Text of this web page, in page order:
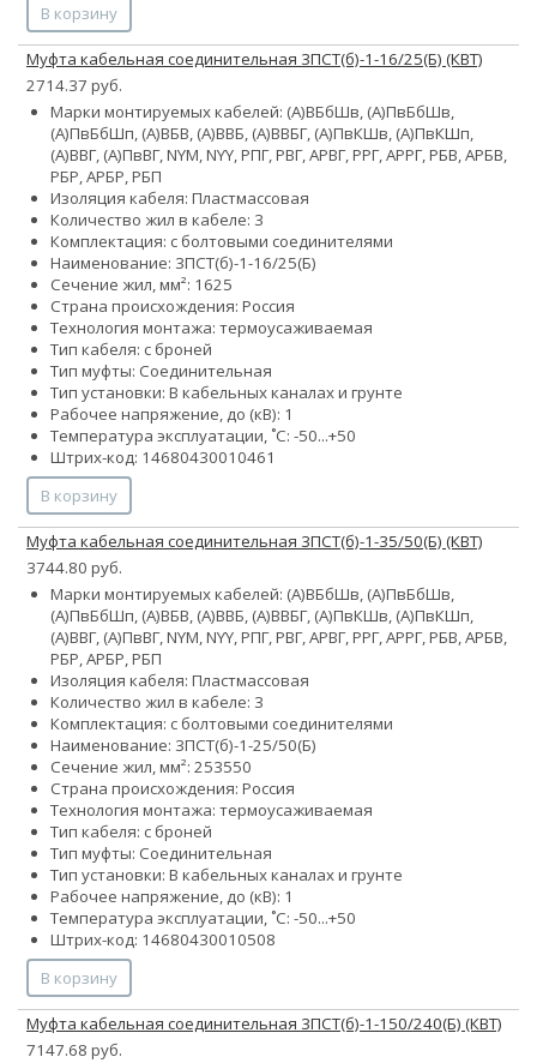
В корзину
Муфта кабельная соединительная 3ПСТ(б)-1-16/25(Б) (КВТ)
2714.37 руб.
Марки монтируемых кабелей: (А)ВБбШв, (А)ПвБбШв,
(А)ПвБбШп, (А)ВБВ, (А)ВВБ, (А)ВВБГ, (А)ПвКШв, (А)ПвКШп,
(А)ВВГ, (А)ПвВГ, NYM, NYY, РПГ, РВГ, АРВГ, РРГ, АРРГ, РБВ, АРБВ,
РБР, АРБР, РБП
Изоляция кабеля: Пластмассовая
Количество жил в кабеле: 3
Комплектация: с болтовыми соединителями
Наименование: 3ПСТ(б)-1-16/25(Б)
Сечение жил, мм²: 1625
Страна происхождения: Россия
Технология монтажа: термоусаживаемая
Тип кабеля: с броней
Тип муфты: Соединительная
Тип установки: В кабельных каналах и грунте
Рабочее напряжение, до (кВ): 1
Температура эксплуатации, ˚С: -50...+50
Штрих-код: 14680430010461
В корзину
Муфта кабельная соединительная 3ПСТ(б)-1-35/50(Б) (КВТ)
3744.80 руб.
Марки монтируемых кабелей: (А)ВБбШв, (А)ПвБбШв,
(А)ПвБбШп, (А)ВБВ, (А)ВВБ, (А)ВВБГ, (А)ПвКШв, (А)ПвКШп,
(А)ВВГ, (А)ПвВГ, NYM, NYY, РПГ, РВГ, АРВГ, РРГ, АРРГ, РБВ, АРБВ,
РБР, АРБР, РБП
Изоляция кабеля: Пластмассовая
Количество жил в кабеле: 3
Комплектация: с болтовыми соединителями
Наименование: 3ПСТ(б)-1-25/50(Б)
Сечение жил, мм²: 253550
Страна происхождения: Россия
Технология монтажа: термоусаживаемая
Тип кабеля: с броней
Тип муфты: Соединительная
Тип установки: В кабельных каналах и грунте
Рабочее напряжение, до (кВ): 1
Температура эксплуатации, ˚С: -50...+50
Штрих-код: 14680430010508
В корзину
Муфта кабельная соединительная 3ПСТ(б)-1-150/240(Б) (КВТ)
7147.68 руб.